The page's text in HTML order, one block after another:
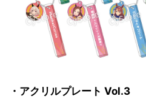
・アクリルプレート Vol.3